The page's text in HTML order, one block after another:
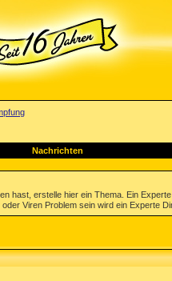
Nachrichten
hast, erstelle hier ein Thema. Ein
Viren Problem sein wird ein Experte